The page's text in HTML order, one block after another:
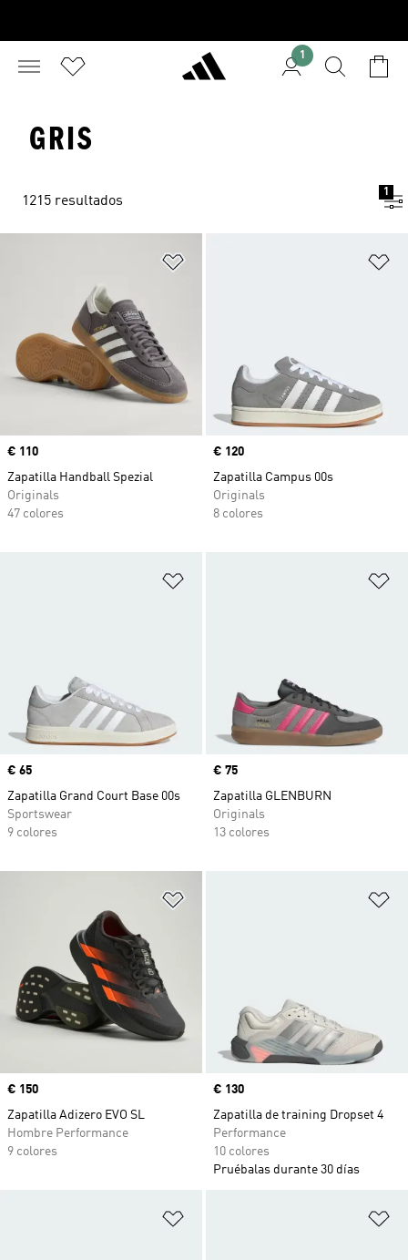
1
GRIS
1215 resultados
1
Precio
€ 110
Zapatilla Handball Spezial
Originals
47 colores
Precio
€ 120
Zapatilla Campus 00s
Originals
8 colores
Precio
€ 65
Zapatilla Grand Court Base 00s
Sportswear
9 colores
Precio
€ 75
Zapatilla GLENBURN
Originals
13 colores
Precio
€ 150
Zapatilla Adizero EVO SL
Hombre Performance
9 colores
Precio
€ 130
Zapatilla de training Dropset 4
Performance
10 colores
Pruébalas durante 30 días